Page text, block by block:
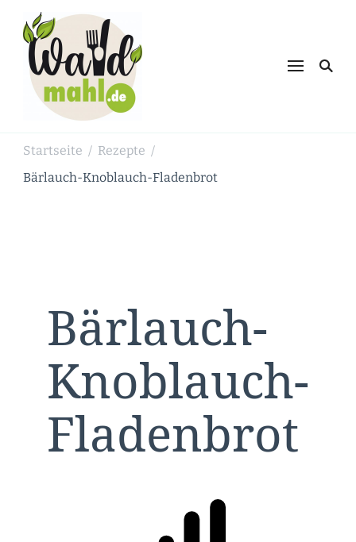
Schnabulieren, was die Natur einem
Startseite / Rezepte /
Bärlauch-Knoblauch-Fladenbrot
Bärlauch-
Knoblauch-
Fladenbrot